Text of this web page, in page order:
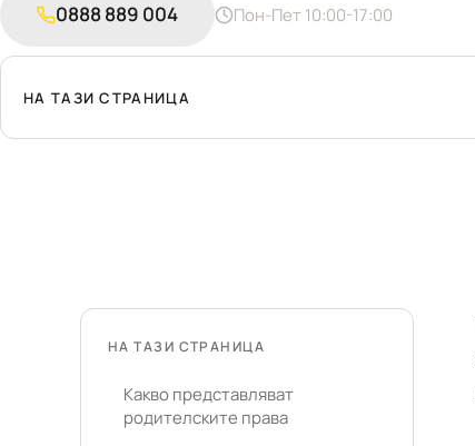
0888 889 004 Пон-Пет 10:00-17:00
НА ТАЗИ СТРАНИЦА
НА ТАЗИ СТРАНИЦА
Какво представляват
родителските права